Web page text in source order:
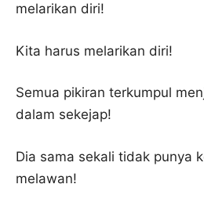
melarikan diri!
Kita harus melarikan diri!
Semua pikiran terkumpul
dalam sekejap!
Dia sama sekali tidak punya
melawan!